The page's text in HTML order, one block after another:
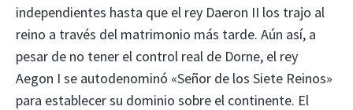
independientes hasta que el rey Daeron II los trajo al
reino a través del matrimonio más tarde. Aún así, a
pesar de no tener el control real de Dorne, el rey
Aegon I se autodenominó «Señor de los Siete Reinos»
para establecer su dominio sobre el continente. El